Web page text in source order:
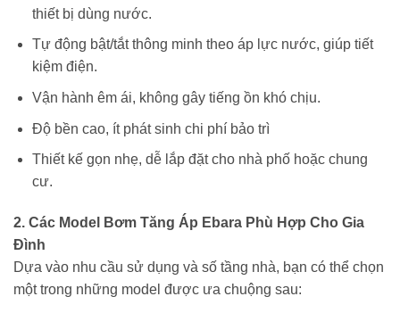
thiết bị dùng nước.
Tự động bật/tắt thông minh theo áp lực nước, giúp tiết
kiệm điện.
Vận hành êm ái, không gây tiếng ồn khó chịu.
Độ bền cao, ít phát sinh chi phí bảo trì
Thiết kế gọn nhẹ, dễ lắp đặt cho nhà phố hoặc chung
cư.
2. Các Model Bơm Tăng Áp Ebara Phù Hợp Cho Gia
Đình
Dựa vào nhu cầu sử dụng và số tầng nhà, bạn có thể chọn
một trong những model được ưa chuộng sau: